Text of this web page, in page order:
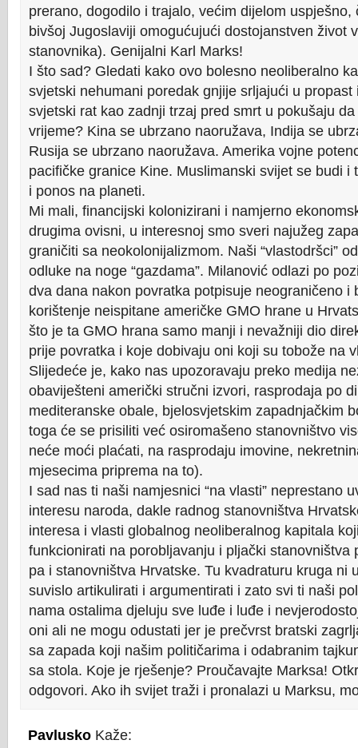
prerano, dogodilo i trajalo, većim dijelom uspješno,
bivšoj Jugoslaviji omogućujući dostojanstven život
stanovnika). Genijalni Karl Marks!
I što sad? Gledati kako ovo bolesno neoliberalno
svjetski nehumani poredak gnjije srljajući u propast
svjetski rat kao zadnji trzaj pred smrt u pokušaju
vrijeme? Kina se ubrzano naoružava, Indija se
Rusija se ubrzano naoružava. Amerika vojne
pacifičke granice Kine. Muslimanski svijet se budi i
i ponos na planeti.
Mi mali, financijski kolonizirani i namjerno
drugima ovisni, u interesnoj smo sveri najužeg
graničiti sa neokolonijalizmom. Naši “vlastodršci”
odluke na noge “gazdama”. Milanović odlazi po
dva dana nakon povratka potpisuje neograničeno i
korištenje neispitane američke GMO hrane u
što je ta GMO hrana samo manji i nevažniji dio
prije povratka i koje dobivaju oni koji su tobože na
Slijedeće je, kako nas upozoravaju preko medija
obaviješteni američki stručni izvori, rasprodaja po
mediteranske obale, bjelosvjetskim zapadnjačkim
toga će se prisiliti već osiromašeno stanovništvo
neće moći plaćati, na rasprodaju imovine,
mjesecima priprema na to).
I sad nas ti naši namjesnici “na vlasti” neprestano
interesu naroda, dakle radnog stanovništva
interesa i vlasti globalnog neoliberalnog kapitala
funkcionirati na porobljavanju i pljački stanovništva
pa i stanovništva Hrvatske. Tu kvadraturu kruga ni
suvislo artikulirati i argumentirati i zato svi ti naši
nama ostalima djeluju sve luđe i luđe i
oni ali ne mogu odustati jer je prečvrst bratski
sa zapada koji našim političarima i odabranim
sa stola. Koje je rješenje? Proučavajte Marksa!
odgovori. Ako ih svijet traži i pronalazi u Marksu,
Pavlusko Kaže: